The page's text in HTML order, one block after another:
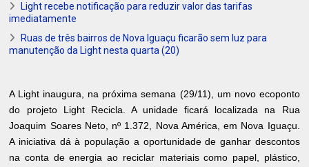
Light recebe notificação para reduzir valor das tarifas
imediatamente
Ruas de três bairros de Nova Iguaçu ficarão sem luz para
manutenção da Light nesta quarta (20)
A Light inaugura, na próxima semana (29/11), um novo ecoponto
do projeto Light Recicla. A unidade ficará localizada na Rua
Joaquim Soares Neto, nº 1.372, Nova América, em Nova Iguaçu.
A iniciativa dá à população a oportunidade de ganhar descontos
na conta de energia ao reciclar materiais como papel, plástico,